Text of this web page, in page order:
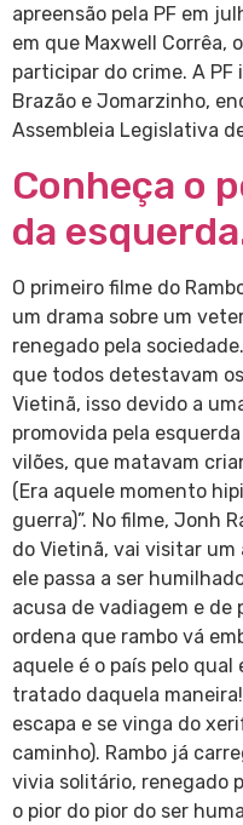
apreensão pela PF em
em que Maxwell Corrêa,
participar do crime. A
Brazão e Jomarzinho,
Assembleia Legislativa
Conheça o
da
O primeiro filme do
um drama sobre um
renegado pela
que todos detestavam
Vietinã, isso devido a
promovida pela
vilões, que matavam
(Era aquele momento
guerra)”. No filme, Jonh
do Vietinã, vai visitar um
ele passa a ser
acusa de vadiagem e de
ordena que rambo vá
aquele é o país pelo
tratado daquela
escapa e se vinga do
caminho). Rambo já
vivia solitário, renegado
o pior do pior do ser